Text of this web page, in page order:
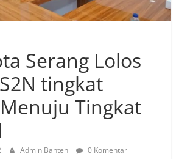
Serang Lolos
tingkat
Tingkat
Admin Banten 0 Komentar